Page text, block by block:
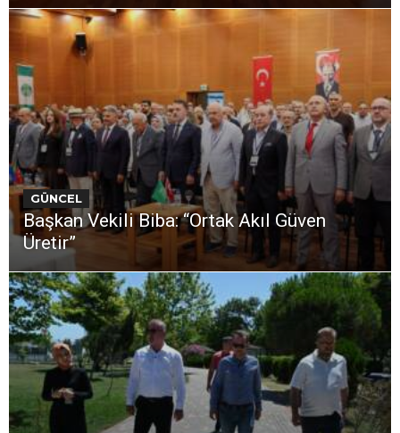
GÜNCEL
Başkan Vekili Biba: “Ortak Akıl Güven
Üretir”